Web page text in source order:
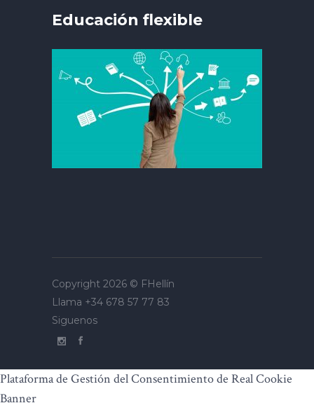
Educación flexible
Copyright 2026 © FHellín
Llama +34 678 57 77 83
Siguenos
Plataforma de Gestión del Consentimiento de Real Cookie
Banner